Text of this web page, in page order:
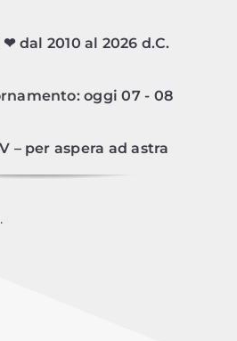
dal 2010 al 2026 d.C.
oggi 07 - 08
– per aspera ad astra